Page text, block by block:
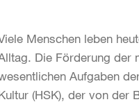
Menschen leben
Die Förderung der
Aufgaben
(HSK), der von der